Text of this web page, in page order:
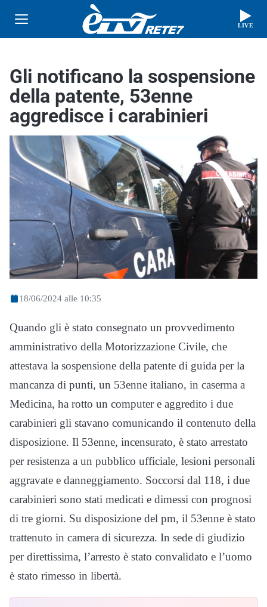
LIVE
Gli notificano la sospensione
della patente, 53enne
aggredisce i carabinieri
18/06/2024 alle 10:35
Quando gli è stato consegnato un provvedimento
amministrativo della Motorizzazione Civile, che
attestava la sospensione della patente di guida per la
mancanza di punti, un 53enne italiano, in caserma a
Medicina, ha rotto un computer e aggredito i due
carabinieri gli stavano comunicando il contenuto della
disposizione. Il 53enne, incensurato, è stato arrestato
per resistenza a un pubblico ufficiale, lesioni personali
aggravate e danneggiamento. Soccorsi dal 118, i due
carabinieri sono stati medicati e dimessi con prognosi
di tre giorni. Su disposizione del pm, il 53enne è stato
trattenuto in camera di sicurezza. In sede di giudizio
per direttissima, l’arresto è stato convalidato e l’uomo
è stato rimesso in libertà.